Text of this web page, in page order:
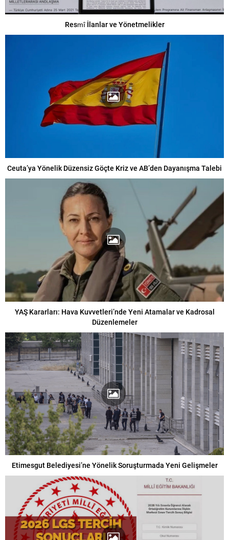
Resmî İlanlar ve Yönetmelikler
Ceuta’ya Yönelik Düzensiz Göçte Kriz ve AB’den Dayanışma Talebi
YAŞ Kararları: Hava Kuvvetleri’nde Yeni Atamalar ve Kadrosal
Düzenlemeler
Etimesgut Belediyesi’ne Yönelik Soruşturmada Yeni Gelişmeler